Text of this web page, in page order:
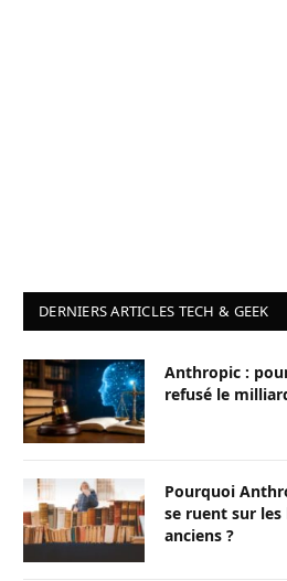
DERNIERS ARTICLES TECH & GEEK
Anthropic :
refusé le
Pourquoi
se ruent sur les
anciens ?